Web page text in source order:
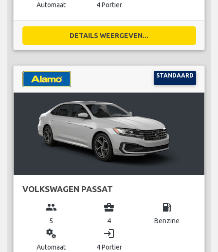
Automaat 4 Portier
DETAILS WEERGEVEN...
STANDAARD
VOLKSWAGEN PASSAT
group
5
business_center
4
local_gas_station
Benzine
miscellaneous_services
Automaat
login
4 Portier